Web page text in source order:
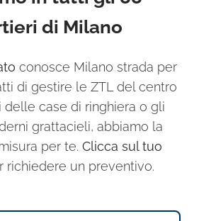
di Milano
conosce Milano strada per
di gestire le ZTL del centro
delle case di ringhiera o gli
grattacieli, abbiamo la
per te. Clicca sul tuo
richiedere un preventivo.